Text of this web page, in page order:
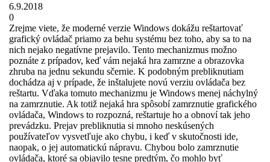
6.9.2018
0
Zrejme viete, že moderné verzie Windows dokážu reštartovať
grafický ovládač priamo za behu systému bez toho, aby sa to na
nich nejako negatívne prejavilo. Tento mechanizmus možno
poznáte z prípadov, keď vám nejaká hra zamrzne a obrazovka
zhruba na jednu sekundu sčernie. K podobným prebliknutiam
dochádza aj v prípade, že inštalujete novú verziu ovládača bez
reštartu. Vďaka tomuto mechanizmu je Windows menej náchylný
na zamrznutie. Ak totiž nejaká hra spôsobí zamrznutie grafického
ovládača, Windows to rozpozná, reštartuje ho a obnoví tak jeho
prevádzku. Prejav prebliknutia si mnoho neskúsených
používateľov vysvetľuje ako chybu, i keď v skutočnosti ide,
naopak, o jej automatickú nápravu. Chybou bolo zamrznutie
ovládača, ktoré sa objavilo tesne predtým, čo mohlo byť